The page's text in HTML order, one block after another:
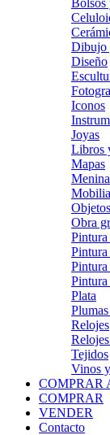
Bolsos
Dibujo
Diseño
Iconos
Joyas
Libros
Mapas
Objetos
Obra
Plata
Relojes
Tejidos
Vinos
COMPRAR
COMPRAR
VENDER
Contacto